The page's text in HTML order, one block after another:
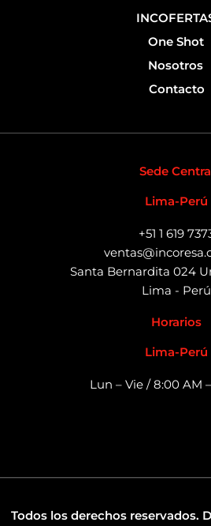
One Shot
Nosotros
Contacto
Sede
Lima-Perú
+51 1 619
Santa Bernardita 024
Lima - Perú
Horarios
Lima-Perú
Lun – Vie / 8:00 AM
Todos los derechos reservados.